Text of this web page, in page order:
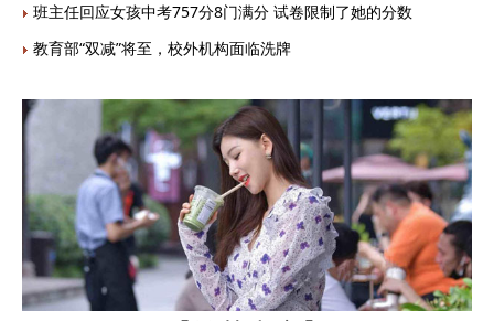
班主任回应女孩中考757分8门满分 试卷限制了她的分数
教育部“双减”将至，校外机构面临洗牌